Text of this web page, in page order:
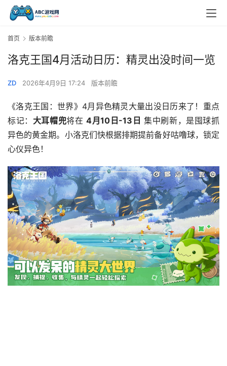
首页 版本前瞻
洛克王国4月活动日历：精灵出没时间一览
ZD 2026年4月9日 17:24 版本前瞻
《洛克王国：世界》4月异色精灵大量出没日历来了！重点
标记： 大耳帽兜将在 4月10日-13日 ​ 集中刷新，是囤球抓
异色的黄金期。小洛克们快根据排期提前备好咕噜球，锁定
心仪异色！